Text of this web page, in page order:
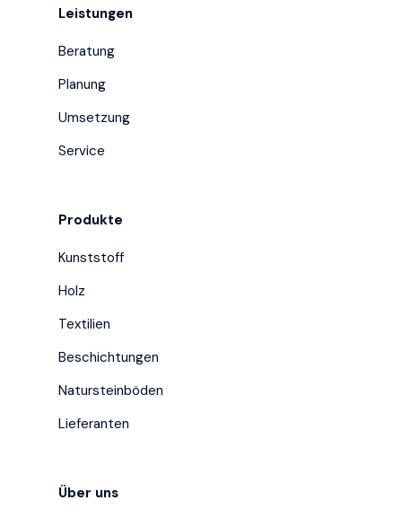
Leistungen
Beratung
Planung
Umsetzung
Service
Produkte
Kunststoff
Holz
Textilien
Beschichtungen
Natursteinböden
Lieferanten
Über uns